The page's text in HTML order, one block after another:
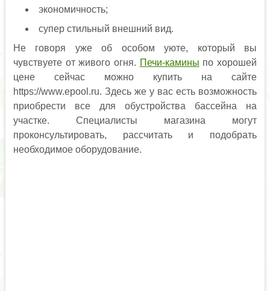
экономичность;
супер стильный внешний вид.
Не говоря уже об особом уюте, который вы
чувствуете от живого огня. Печи-камины по хорошей
цене сейчас можно купить на сайте
https://www.epool.ru. Здесь же у вас есть возможность
приобрести все для обустройства бассейна на
участке. Специалисты магазина могут
проконсультировать, рассчитать и подобрать
необходимое оборудование.